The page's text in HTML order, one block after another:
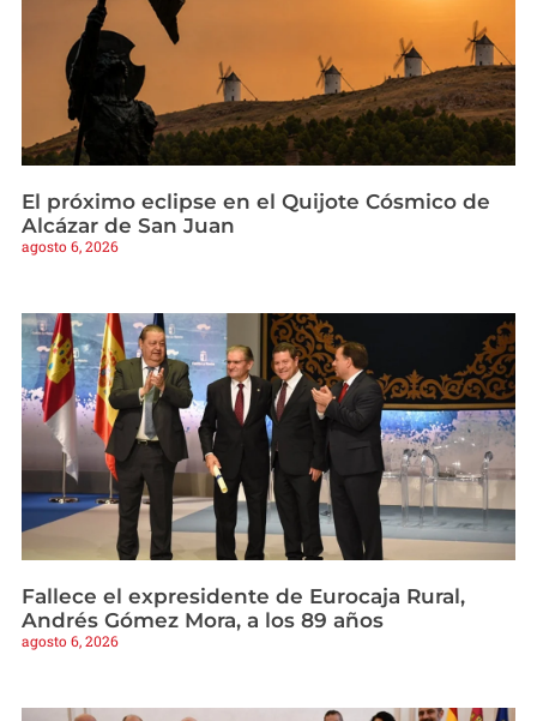
El próximo eclipse en el Quijote Cósmico de
Alcázar de San Juan
agosto 6, 2026
Fallece el expresidente de Eurocaja Rural,
Andrés Gómez Mora, a los 89 años
agosto 6, 2026